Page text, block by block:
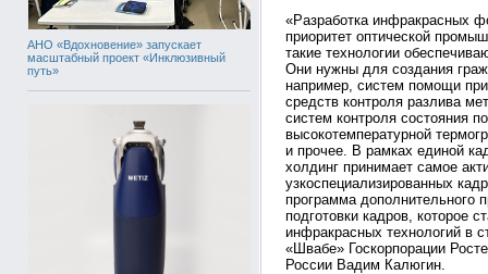
АНО «Вдохновение» запускает
масштабный проект «Инклюзивный
путь»
«Разработка инфракрасных
приоритет оптической
такие технологии
Они нужны для создания
например, систем помощи
средств контроля разлива
систем контроля состояния
высокотемпературной
и прочее. В рамках единой
холдинг принимает самое
узкоспециализированных
программа дополнительного
подготовки кадров, которое
инфракрасных технологий в
«Швабе» Госкорпорации
России Вадим Калюгин.